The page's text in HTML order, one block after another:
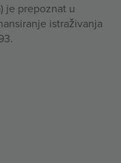
je prepoznat u
istraživanja